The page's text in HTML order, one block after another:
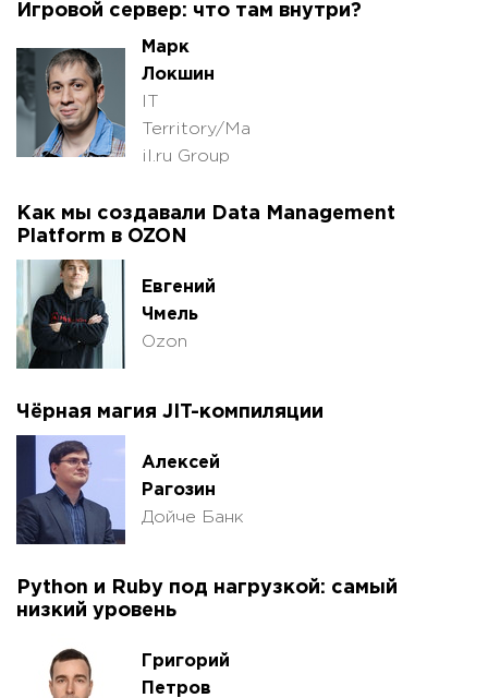
Игровой сервер: что там внутри?
Марк
Локшин
Territory/Ma
il.ru Group
Как мы создавали Data Management
Platform в OZON
Евгений
Чмель
Ozon
Чёрная магия JIT-компиляции
Алексей
Рагозин
Дойче Банк
Python и Ruby под нагрузкой: самый
низкий уровень
Григорий
Петров